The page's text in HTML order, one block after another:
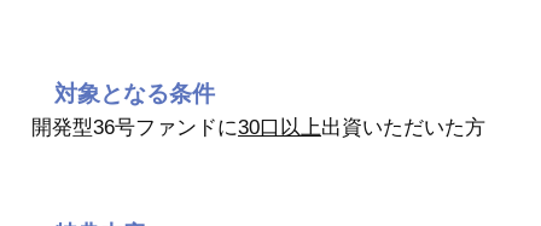
対象となる条件
開発型36号ファンドに30口以上出資いただいた方